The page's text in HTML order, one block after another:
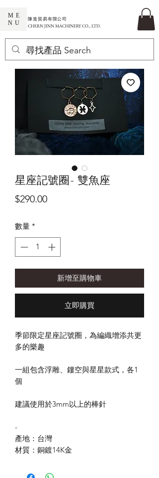
ME
NU
​陳進貿易有限公司
CHERN JINN MACHINERY CO., LTD.
星座記號圈- 雙魚座
$290.00價
數量 *
新增至購物車
立即購買
季節限定星座記號圈，為編織增添共更
多的樂趣
一組包含浮雕、鏤空與星星款式，各1
個
建議使用於3mm以上的棒針
-
產地：台灣
材質：銅鍍14K金